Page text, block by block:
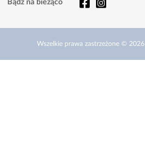
Bądź na bieżąco
Wszelkie prawa zastrzeżone © 2026